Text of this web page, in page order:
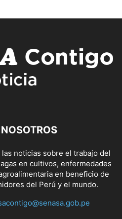
noticias sobre el trabajo del
en cultivos, enfermedades
en beneficio de
del Perú y el mundo.